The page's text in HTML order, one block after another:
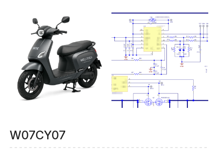
W07CY07